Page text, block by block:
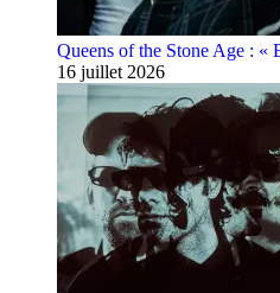
Queens of the Stone Age : «
16 juillet 2026